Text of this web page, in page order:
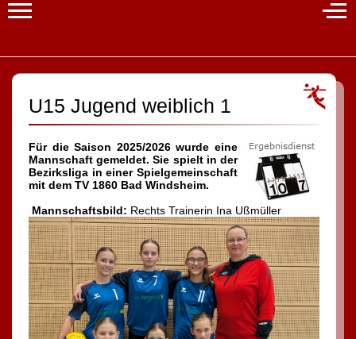
Mobile Menu Toggle Off-
U15 Jugend weiblich 1
Für die Saison 2025/2026 wurde eine
Mannschaft gemeldet. Sie spielt in der
Bezirksliga in einer Spielgemeinschaft
mit dem TV 1860 Bad Windsheim.
Mannschaftsbild: Rechts Trainerin Ina Ußmüller